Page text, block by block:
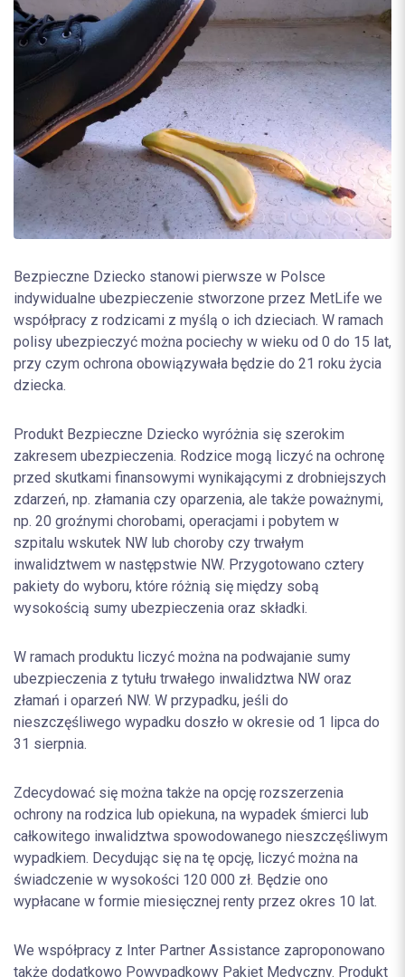
Bezpieczne Dziecko stanowi pierwsze w Polsce
indywidualne ubezpieczenie stworzone przez MetLife we
współpracy z rodzicami z myślą o ich dzieciach. W ramach
polisy ubezpieczyć można pociechy w wieku od 0 do 15 lat,
przy czym ochrona obowiązywała będzie do 21 roku życia
dziecka.
Produkt Bezpieczne Dziecko wyróżnia się szerokim
zakresem ubezpieczenia. Rodzice mogą liczyć na ochronę
przed skutkami finansowymi wynikającymi z drobniejszych
zdarzeń, np. złamania czy oparzenia, ale także poważnymi,
np. 20 groźnymi chorobami, operacjami i pobytem w
szpitalu wskutek NW lub choroby czy trwałym
inwalidztwem w następstwie NW. Przygotowano cztery
pakiety do wyboru, które różnią się między sobą
wysokością sumy ubezpieczenia oraz składki.
W ramach produktu liczyć można na podwajanie sumy
ubezpieczenia z tytułu trwałego inwalidztwa NW oraz
złamań i oparzeń NW. W przypadku, jeśli do
nieszczęśliwego wypadku doszło w okresie od 1 lipca do
31 sierpnia.
Zdecydować się można także na opcję rozszerzenia
ochrony na rodzica lub opiekuna, na wypadek śmierci lub
całkowitego inwalidztwa spowodowanego nieszczęśliwym
wypadkiem. Decydując się na tę opcję, liczyć można na
świadczenie w wysokości 120 000 zł. Będzie ono
wypłacane w formie miesięcznej renty przez okres 10 lat.
We współpracy z Inter Partner Assistance zaproponowano
także dodatkowo Powypadkowy Pakiet Medyczny. Produkt